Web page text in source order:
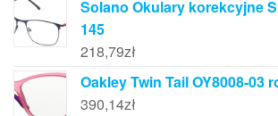
Solano Okulary korekcyjne S
145
218,79zł
Oakley Twin Tail OY8008-03
390,14zł